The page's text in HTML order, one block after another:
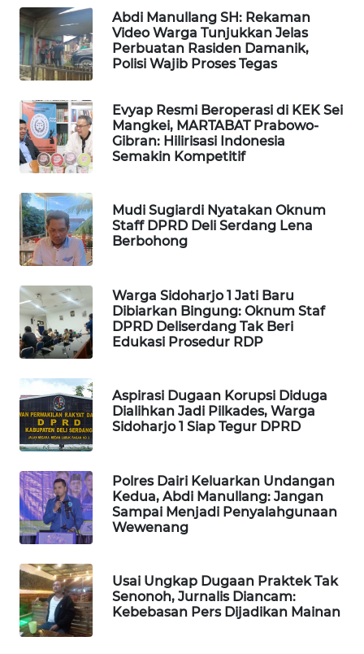
Abdi Manullang SH: Rekaman
Video Warga Tunjukkan Jelas
Perbuatan Rasiden Damanik,
Polisi Wajib Proses Tegas
Evyap Resmi Beroperasi di KEK Sei
Mangkei, MARTABAT Prabowo-
Gibran: Hilirisasi Indonesia
Semakin Kompetitif
Mudi Sugiardi Nyatakan Oknum
Staff DPRD Deli Serdang Lena
Berbohong
Warga Sidoharjo 1 Jati Baru
Dibiarkan Bingung: Oknum Staf
DPRD Deliserdang Tak Beri
Edukasi Prosedur RDP
Aspirasi Dugaan Korupsi Diduga
Dialihkan Jadi Pilkades, Warga
Sidoharjo 1 Siap Tegur DPRD
Polres Dairi Keluarkan Undangan
Kedua, Abdi Manullang: Jangan
Sampai Menjadi Penyalahgunaan
Wewenang
Usai Ungkap Dugaan Praktek Tak
Senonoh, Jurnalis Diancam:
Kebebasan Pers Dijadikan Mainan
SITUNGIR
NEWS
SIDIKALANG
SIBARAGAS
NEWS
METRO
SIANTAR
NEWS
METRO
MEDAN
NEWS
METRO
JAKARTA
NEWS
KRT
NEWS
KARING
NEWS
JURNAL
HUMBANG
NEWS